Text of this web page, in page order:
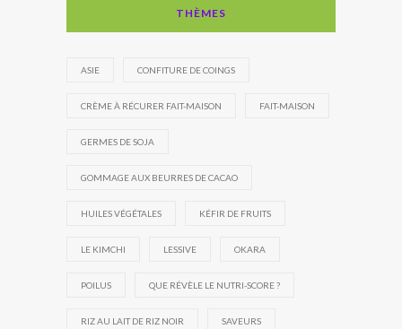
THÈMES
ASIE CONFITURE DE COINGS
CRÈME À RÉCURER FAIT-MAISON FAIT-MAISON
GERMES DE SOJA
GOMMAGE AUX BEURRES DE CACAO
HUILES VÉGÉTALES KÉFIR DE FRUITS
LE KIMCHI LESSIVE OKARA
POILUS QUE RÉVÈLE LE NUTRI-SCORE ?
RIZ AU LAIT DE RIZ NOIR SAVEURS